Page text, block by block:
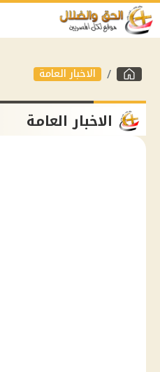
الاخبار العامة
الاخبار العامة